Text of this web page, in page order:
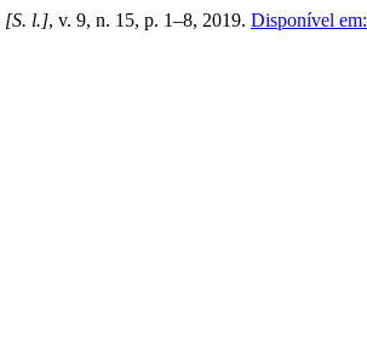
[S. l.], v. 9, n. 15, p. 1–8, 2019. Disponível em: